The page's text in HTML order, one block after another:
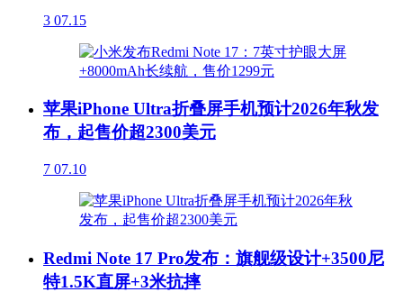
3 07.15
苹果iPhone Ultra折叠屏手机预计2026年秋发
布，起售价超2300美元
7 07.10
Redmi Note 17 Pro发布：旗舰级设计+3500尼
特1.5K直屏+3米抗摔